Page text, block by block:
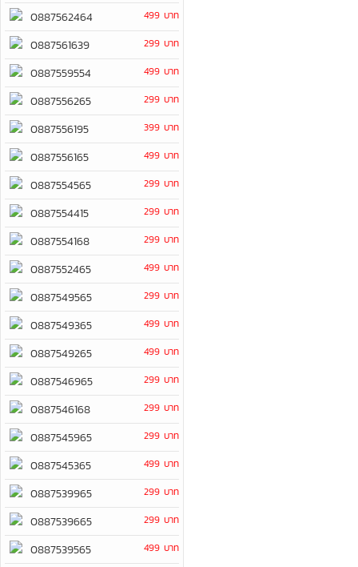
0887562464 499 บาท
0887561639 299 บาท
0887559554 499 บาท
0887556265 299 บาท
0887556195 399 บาท
0887556165 499 บาท
0887554565 299 บาท
0887554415 299 บาท
0887554168 299 บาท
0887552465 499 บาท
0887549565 299 บาท
0887549365 499 บาท
0887549265 499 บาท
0887546965 299 บาท
0887546168 299 บาท
0887545965 299 บาท
0887545365 499 บาท
0887539965 299 บาท
0887539665 299 บาท
0887539565 499 บาท